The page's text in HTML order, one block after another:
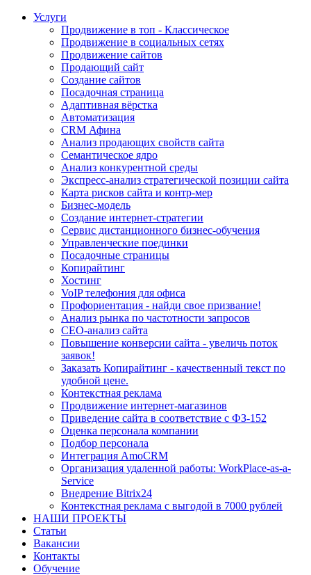
Услуги
Продвижение в топ - Классическое
Продвижение в социальных сетях
Продвижение сайтов
Продающий сайт
Создание сайтов
Посадочная страница
Адаптивная вёрстка
Автоматизация
CRM Афина
Анализ продающих свойств сайта
Семантическое ядро
Анализ конкурентной среды
Экспресс-анализ стратегической позиции сайта
Карта рисков сайта и контр-мер
Бизнес-модель
Создание интернет-стратегии
Сервис дистанционного бизнес-обучения
Управленческие поединки
Посадочные страницы
Копирайтинг
Хостинг
VoIP телефония для офиса
Профориентация - найди свое призвание!
Анализ рынка по частотности запросов
СЕО-анализ сайта
Повышение конверсии сайта - увеличь поток
заявок!
Заказать Копирайтинг - качественный текст по
удобной цене.
Контекстная реклама
Продвижение интернет-магазинов
Приведение сайта в соответствие с ФЗ-152
Оценка персонала компании
Подбор персонала
Интеграция AmoCRM
Организация удаленной работы: WorkPlace-as-a-
Service
Внедрение Bitrix24
Контекстная реклама с выгодой в 7000 рублей
НАШИ ПРОЕКТЫ
Статьи
Вакансии
Контакты
Обучение